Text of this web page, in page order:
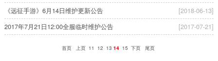
[2018-06-13]
《远征手游》6月14日维护更新公告
[2017-07-21]
2017年7月21日12:00全服临时维护公告
首页 上页 11 12 13 14 15 下页 尾页